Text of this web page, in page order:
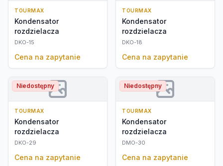
TOURMAX
Kondensator
rozdzielacza
DKO-15
Cena na zapytanie
TOURMAX
Kondensator
rozdzielacza
DKO-18
Cena na zapytanie
Niedostępny
TOURMAX
Kondensator
rozdzielacza
DKO-29
Cena na zapytanie
Niedostępny
TOURMAX
Kondensator
rozdzielacza
DMO-30
Cena na zapytanie